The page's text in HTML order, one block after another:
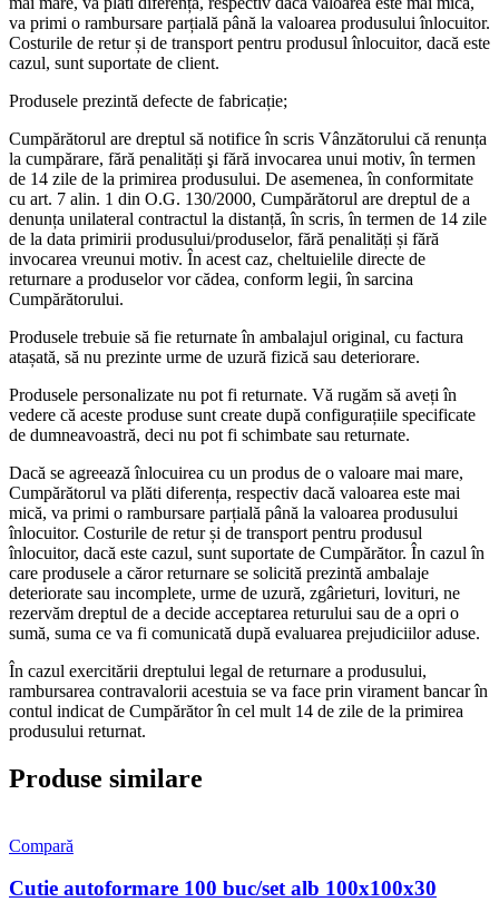
va primi o rambursare parțială până la valoarea produsului înlocuitor.
Costurile de retur și de transport pentru produsul înlocuitor, dacă este
cazul, sunt suportate de client.
Produsele prezintă defecte de fabricație;
Cumpărătorul are dreptul să notifice în scris Vânzătorului că renunța
la cumpărare, fără penalități şi fără invocarea unui motiv, în termen
de 14 zile de la primirea produsului. De asemenea, în conformitate
cu art. 7 alin. 1 din O.G. 130/2000, Cumpărătorul are dreptul de a
denunța unilateral contractul la distanță, în scris, în termen de 14 zile
de la data primirii produsului/produselor, fără penalități și fără
invocarea vreunui motiv. În acest caz, cheltuielile directe de
returnare a produselor vor cădea, conform legii, în sarcina
Cumpărătorului.
Produsele trebuie să fie returnate în ambalajul original, cu factura
atașată, să nu prezinte urme de uzură fizică sau deteriorare.
Produsele personalizate nu pot fi returnate. Vă rugăm să aveți în
vedere că aceste produse sunt create după configurațiile specificate
de dumneavoastră, deci nu pot fi schimbate sau returnate.
Dacă se agreează înlocuirea cu un produs de o valoare mai mare,
Cumpărătorul va plăti diferența, respectiv dacă valoarea este mai
mică, va primi o rambursare parțială până la valoarea produsului
înlocuitor. Costurile de retur și de transport pentru produsul
înlocuitor, dacă este cazul, sunt suportate de Cumpărător. În cazul în
care produsele a căror returnare se solicită prezintă ambalaje
deteriorate sau incomplete, urme de uzură, zgârieturi, lovituri, ne
rezervăm dreptul de a decide acceptarea returului sau de a opri o
sumă, suma ce va fi comunicată după evaluarea prejudiciilor aduse.
În cazul exercitării dreptului legal de returnare a produsului,
rambursarea contravalorii acestuia se va face prin virament bancar în
contul indicat de Cumpărător în cel mult 14 de zile de la primirea
produsului returnat.
Produse similare
Compară
Cutie autoformare 100 buc/set alb 100x100x30